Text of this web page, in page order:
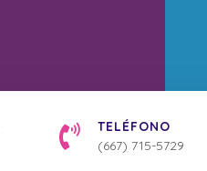
TELÉFONO
(667) 715-5729